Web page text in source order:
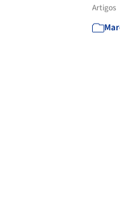
Artigos